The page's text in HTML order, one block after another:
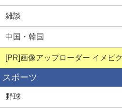
雑談
中国・韓国
[PR]画像アップローダー イメピク
スポーツ
野球